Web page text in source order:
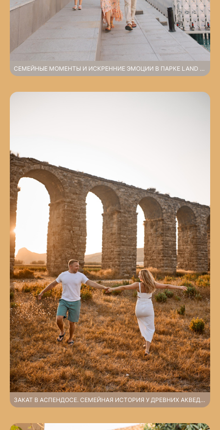
СЕМЕЙНЫЕ МОМЕНТЫ И ИСКРЕННИЕ ЭМОЦИИ В ПАРКЕ LAND OF LEGENDS
ЗАКАТ В АСПЕНДОСЕ. СЕМЕЙНАЯ ИСТОРИЯ У ДРЕВНИХ АКВЕДУКОВ